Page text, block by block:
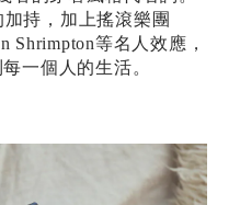
加持，加上搖滾樂團
Shrimpton等名人效應，
一個人的生活。